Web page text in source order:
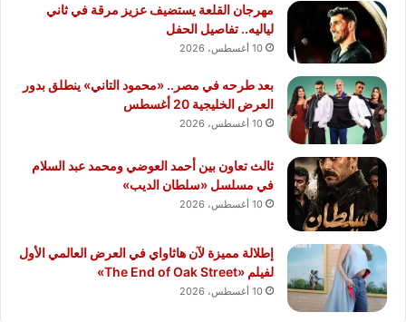
مهرجان القلعة يستضيف عزيز مرقة في ثاني
لياليه.. تفاصيل الحفل
10 أغسطس، 2026
بعد طرحه في مصر.. «محمود التاني» ينطلق بدور
العرض الخليجية 20 أغسطس
10 أغسطس، 2026
ثالث تعاون بين أحمد العوضي ومحمد عبد السلام
في مسلسل «سلطان الديب»
10 أغسطس، 2026
إطلالة مميزة لآن هاثاواي في العرض العالمي الأول
لفيلم «The End of Oak Street»
10 أغسطس، 2026